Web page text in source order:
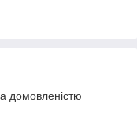
домовленістю